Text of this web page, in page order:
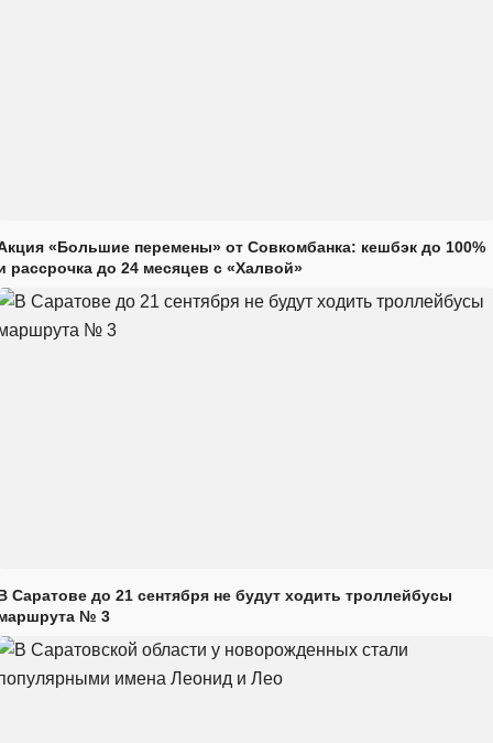
«Большие перемены» от Совкомбанка: кешбэк до 100%
рассрочка до 24 месяцев с «Халвой»
Саратове до 21 сентября не будут ходить троллейбусы
№ 3